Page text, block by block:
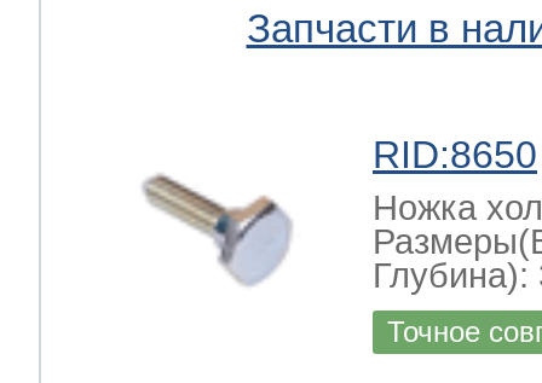
Запчасти в
RID:8650
Ножка
Глубина):
Точное